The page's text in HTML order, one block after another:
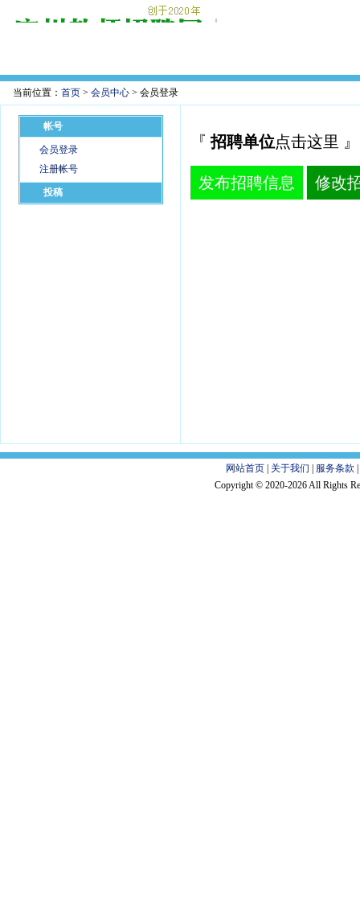
当前位置： 首页 > 会员中心 > 会员登录
帐号
会员登录
注册帐号
投稿
『 招聘单位点击这里 』
发布招聘信息 修改
网站首页 关于我们 服务条款
Copyright © 2020-2026 All Rights